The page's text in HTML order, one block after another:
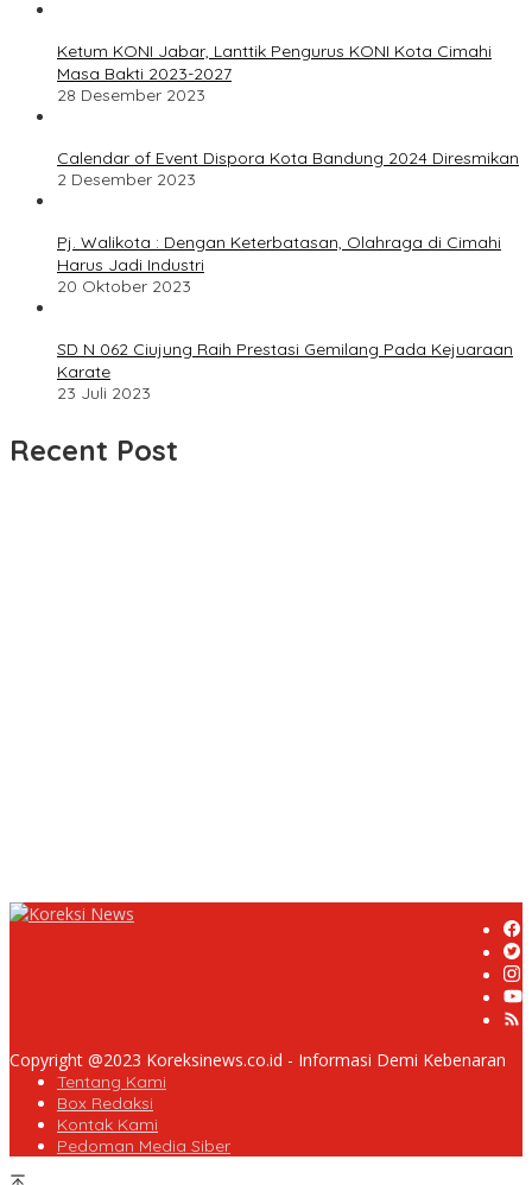
Ketum KONI Jabar, Lanttik Pengurus KONI Kota Cimahi
Masa Bakti 2023-2027
28 Desember 2023
Calendar of Event Dispora Kota Bandung 2024 Diresmikan
2 Desember 2023
Pj. Walikota : Dengan Keterbatasan, Olahraga di Cimahi
Harus Jadi Industri
20 Oktober 2023
SD N 062 Ciujung Raih Prestasi Gemilang Pada Kejuaraan
Karate
23 Juli 2023
Recent Post
Copyright @2023 Koreksinews.co.id - Informasi Demi Kebenaran
Tentang Kami
Box Redaksi
Kontak Kami
Pedoman Media Siber